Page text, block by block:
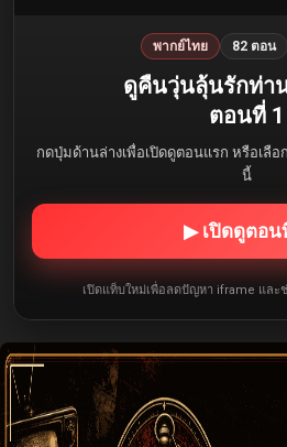
พากย์ไทย 82 ตอน
ดูคืนวุ่นลุ้นรักท่า
ตอนที่ 1
กดปุ่มด้านล่างเพื่อเปิดดูตอนแรก หรือเลื
นี้
▶ เปิดดูตอน
เปิดแท็บใหม่เพื่อลดปัญหา iframe และ